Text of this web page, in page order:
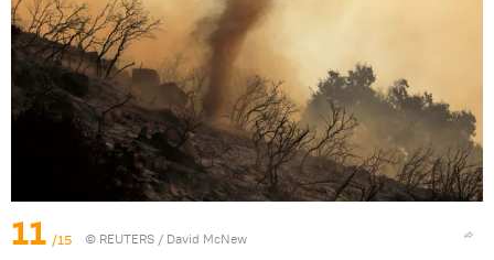
11 /15 © REUTERS / David McNew